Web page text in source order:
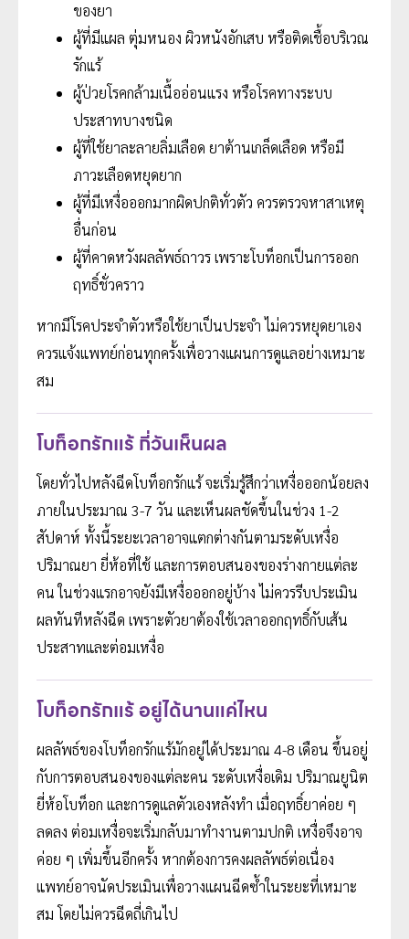
ของยา
ผู้ที่มีแผล ตุ่มหนอง ผิวหนังอักเสบ หรือติดเชื้อบริเวณ
รักแร้
ผู้ป่วยโรคกล้ามเนื้ออ่อนแรง หรือโรคทางระบบ
ประสาทบางชนิด
ผู้ที่ใช้ยาละลายลิ่มเลือด ยาต้านเกล็ดเลือด หรือมี
ภาวะเลือดหยุดยาก
ผู้ที่มีเหงื่อออกมากผิดปกติทั่วตัว ควรตรวจหาสาเหตุ
อื่นก่อน
ผู้ที่คาดหวังผลลัพธ์ถาวร เพราะโบท็อกเป็นการออก
ฤทธิ์ชั่วคราว
หากมีโรคประจำตัวหรือใช้ยาเป็นประจำ ไม่ควรหยุดยาเอง
ควรแจ้งแพทย์ก่อนทุกครั้งเพื่อวางแผนการดูแลอย่างเหมาะ
สม
โบท็อกรักแร้ กี่วันเห็นผล
โดยทั่วไปหลังฉีดโบท็อกรักแร้ จะเริ่มรู้สึกว่าเหงื่อออกน้อยลง
ภายในประมาณ 3-7 วัน และเห็นผลชัดขึ้นในช่วง 1-2
สัปดาห์ ทั้งนี้ระยะเวลาอาจแตกต่างกันตามระดับเหงื่อ
ปริมาณยา ยี่ห้อที่ใช้ และการตอบสนองของร่างกายแต่ละ
คน ในช่วงแรกอาจยังมีเหงื่อออกอยู่บ้าง ไม่ควรรีบประเมิน
ผลทันทีหลังฉีด เพราะตัวยาต้องใช้เวลาออกฤทธิ์กับเส้น
ประสาทและต่อมเหงื่อ
โบท็อกรักแร้ อยู่ได้นานแค่ไหน
ผลลัพธ์ของโบท็อกรักแร้มักอยู่ได้ประมาณ 4-8 เดือน ขึ้นอยู่
กับการตอบสนองของแต่ละคน ระดับเหงื่อเดิม ปริมาณยูนิต
ยี่ห้อโบท็อก และการดูแลตัวเองหลังทำ เมื่อฤทธิ์ยาค่อย ๆ
ลดลง ต่อมเหงื่อจะเริ่มกลับมาทำงานตามปกติ เหงื่อจึงอาจ
ค่อย ๆ เพิ่มขึ้นอีกครั้ง หากต้องการคงผลลัพธ์ต่อเนื่อง
แพทย์อาจนัดประเมินเพื่อวางแผนฉีดซ้ำในระยะที่เหมาะ
สม โดยไม่ควรฉีดถี่เกินไป